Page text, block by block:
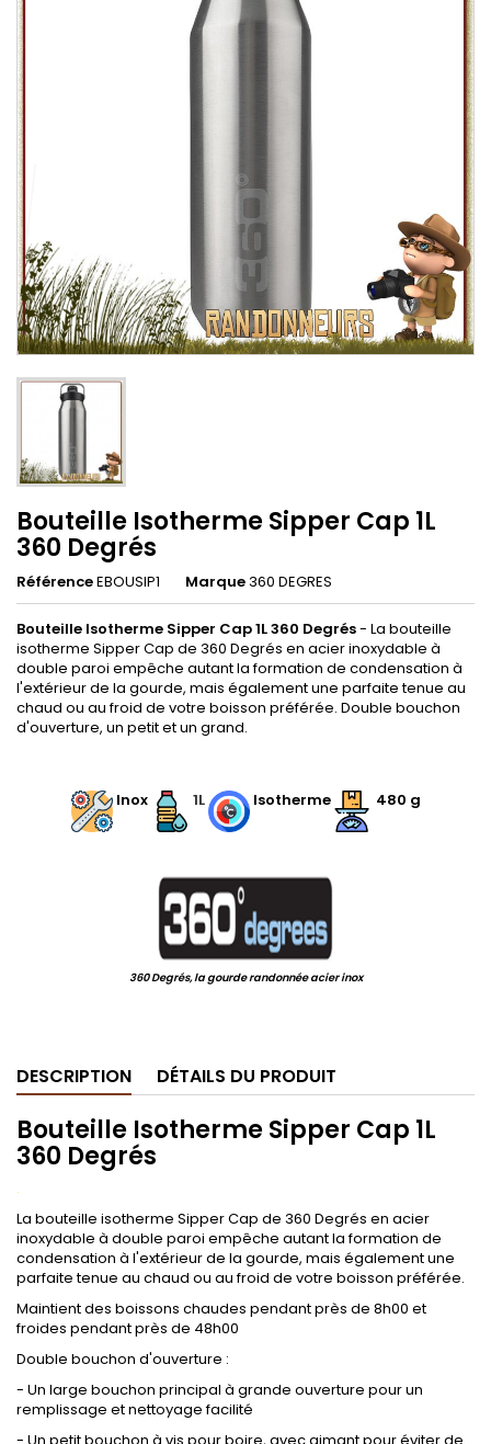
Bouteille Isotherme Sipper Cap 1L
360 Degrés
RéférenceEBOUSIP1 Marque360 DEGRES
Bouteille Isotherme Sipper Cap 1L 360 Degrés- La bouteille
isotherme Sipper Cap de 360 Degrés en acier inoxydable à
double paroi empêche autant la formation de condensation à
l'extérieur de la gourde, mais également une parfaite tenue au
chaud ou au froid de votre boisson préférée. Double bouchon
d'ouverture, un petit et un grand.
Inox
1L Isotherme 480 g
360 Degrés, la gourde randonnée acier inox
DESCRIPTION DÉTAILS DU PRODUIT
Bouteille Isotherme Sipper Cap 1L
360 Degrés
.
La bouteille isotherme Sipper Cap de 360 Degrés en acier
inoxydable à double paroi empêche autant la formation de
condensation à l'extérieur de la gourde, mais également une
parfaite tenue au chaud ou au froid de votre boisson préférée.
Maintient des boissons chaudes pendant près de 8h00 et
froides pendant près de 48h00
Double bouchon d'ouverture :
- Un large bouchon principal à grande ouverture pour un
remplissage et nettoyage facilité